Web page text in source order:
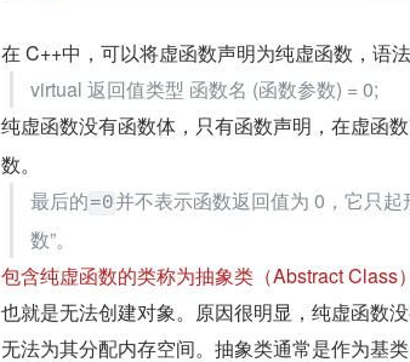
在 C++中，可以将虚函数声明为纯虚函数，语
virtual 返回值类型 函数名 (函数参数) = 0;
纯虚函数没有函数体，只有函数声明，在虚函
数。
最后的=0并不表示函数返回值为 0，它只
数”。
包含纯虚函数的类称为抽象类（Abstract Class）
也就是无法创建对象。原因很明显，纯虚函数
无法为其分配内存空间。抽象类通常是作为基